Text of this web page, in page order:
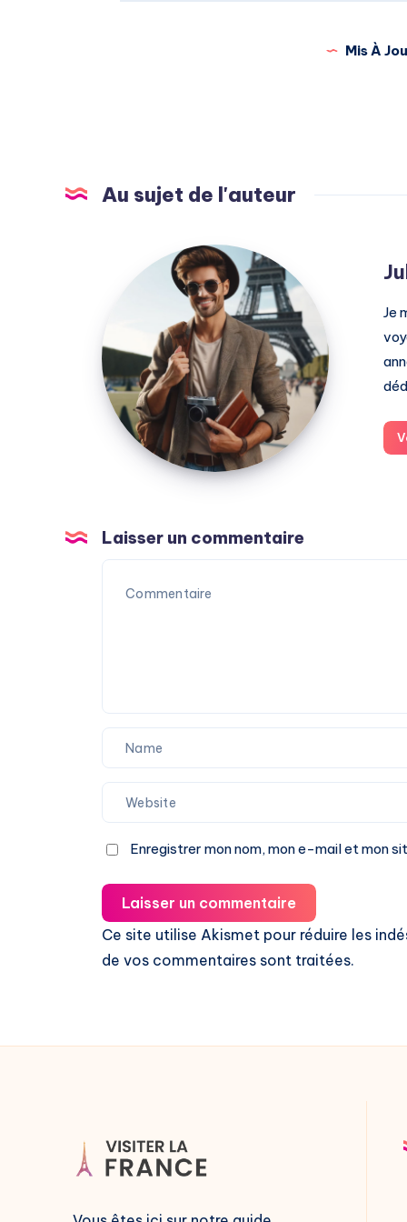
Mis À
Au sujet de l'auteur
Julien
Je
Laisser un commentaire
Enregistrer mon nom, mon e-mail et mon
Laisser un commentaire
Ce site utilise Akismet pour réduire les
de vos commentaires sont traitées.